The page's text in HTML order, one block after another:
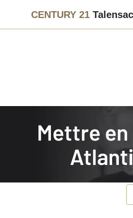
CENTURY 21 Talensac
Mettre en location votre bien immobilier en Loire-
Faites